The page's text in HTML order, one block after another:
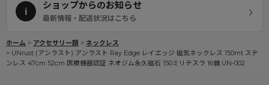
i
ショップからのお知らせ
最新情報・配送状況はこちら ›
ホーム > アクセサリー類 > ネックレス
> UNrust (アンラスト) アンラスト Ray Edge レイエッジ 磁気ネックレス 150mt ステ
ンレス 47cm 52cm 医療機器認証 ネオジム永久磁石 150ミリテスラ 16個 UN-002